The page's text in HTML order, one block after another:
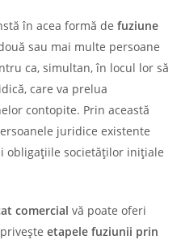
în acea formă de fuziune
sau mai multe persoane
ca, simultan, în locul lor să
care va prelua
contopite. Prin această
juridice existente
obligațiile societăților inițiale
comercial vă poate oferi
etapele fuziunii prin